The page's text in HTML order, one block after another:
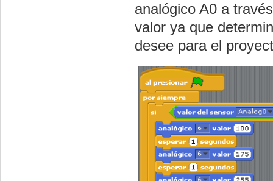
analógico A0 a
valor ya que
desee para el